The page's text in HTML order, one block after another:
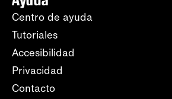
Centro de ayuda
Tutoriales
Accesibilidad
Privacidad
Contacto